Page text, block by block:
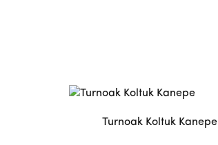
Turnoak Koltuk Kanepe